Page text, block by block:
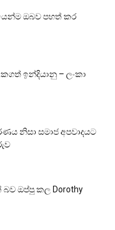
ඔබව පහත් කර
ඉන්දියානු – ලංකා
නිසා සමාජ අපවාදයට
ඔප්පු කල Dorothy